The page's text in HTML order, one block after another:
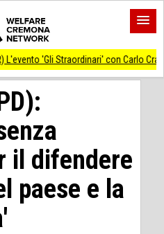
con Carlo Cracco anticipato al
il difendere
paese e la